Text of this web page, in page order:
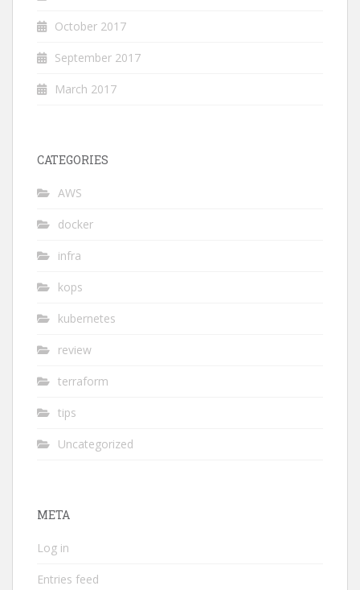
October 2017
September 2017
March 2017
CATEGORIES
AWS
docker
infra
kops
kubernetes
review
terraform
tips
Uncategorized
META
Log in
Entries feed